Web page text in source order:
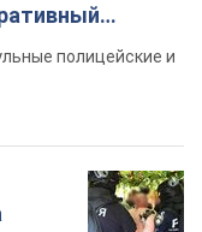
полицейские и